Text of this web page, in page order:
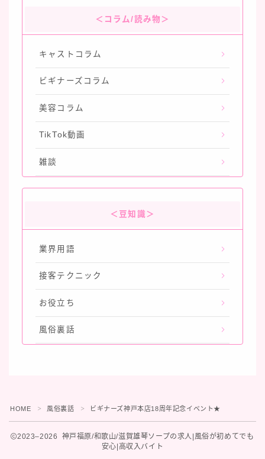
＜コラム/読み物＞
キャストコラム
ビギナーズコラム
美容コラム
TikTok動画
雑談
＜豆知識＞
業界用語
接客テクニック
お役立ち
風俗裏話
HOME ＞ 風俗裏話 ＞ ビギナーズ神戸本店18周年記念イベント★
2023–2026 神戸福原/和歌山/滋賀雄琴ソープの求人|風俗が初めてでも
安心|高収入バイト